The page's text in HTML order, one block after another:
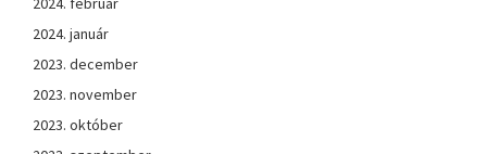
2024. január
2023. december
2023. november
2023. október